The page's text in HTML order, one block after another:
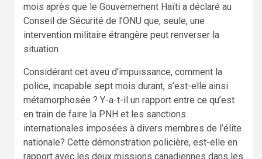
mois après que le Gouvernement Haïti a déclaré au
Conseil de Sécurité de l’ONU que, seule, une
intervention militaire étrangère peut renverser la
situation.
Considérant cet aveu d’impuissance, comment la
police, incapable sept mois durant, s’est-elle ainsi
métamorphosée ? Y-a-t-il un rapport entre ce qu’est
en train de faire la PNH et les sanctions
internationales imposées à divers membres de l’élite
nationale? Cette démonstration policière, est-elle en
rapport avec les deux missions canadiennes dans les